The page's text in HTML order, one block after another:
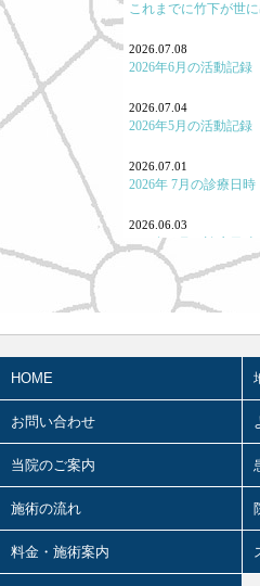
よくある病気・症状
養生
「怒り方」の大事
｢泣く｣とはどういうこ
「痛み」について
東洋医学あれこれ
宗教と東洋医学
婦人科疾患と東洋医学
小児科疾患と東洋医学
これまでに竹下が世
2026.07.08
2026年6月の活動記録
2026.07.04
2026年5月の活動記録
2026.07.01
2026年 7月の診療日時
2026.06.03
2026年 6月の診療日時
2026.05.07
2026年4月の活動記録
2026年3月の活動記録
2026.05.01
2026.03.24
HOME
お問い合わせ
当院のご案内
施術の流れ
料金・施術案内